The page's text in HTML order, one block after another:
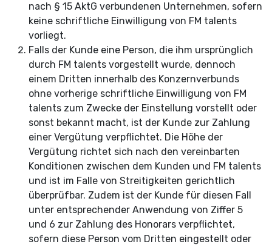
nach § 15 AktG verbundenen Unternehmen, sofern
keine schriftliche Einwilligung von FM talents
vorliegt.
Falls der Kunde eine Person, die ihm ursprünglich
durch FM talents vorgestellt wurde, dennoch
einem Dritten innerhalb des Konzernverbunds
ohne vorherige schriftliche Einwilligung von FM
talents zum Zwecke der Einstellung vorstellt oder
sonst bekannt macht, ist der Kunde zur Zahlung
einer Vergütung verpflichtet. Die Höhe der
Vergütung richtet sich nach den vereinbarten
Konditionen zwischen dem Kunden und FM talents
und ist im Falle von Streitigkeiten gerichtlich
überprüfbar. Zudem ist der Kunde für diesen Fall
unter entsprechender Anwendung von Ziffer 5
und 6 zur Zahlung des Honorars verpflichtet,
sofern diese Person vom Dritten eingestellt oder